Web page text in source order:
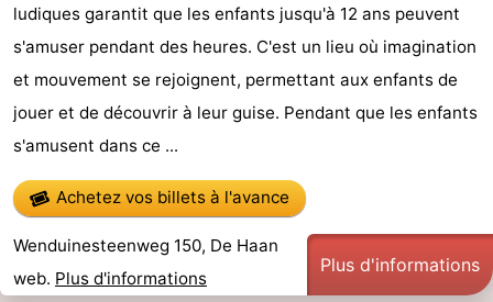
littoral
Flandre-
Occidentale
Bruges
-
Ypres
La
ludiques garantit que les enfants jusqu'à 12 ans peuvent
s'amuser pendant des heures. C'est un lieu où imagination
et mouvement se rejoignent, permettant aux enfants de
jouer et de découvrir à leur guise. Pendant que les enfants
s'amusent dans ce ...
Achetez vos billets à l'avance
Wenduinesteenweg 150, De Haan
web. Plus d'informations
Plus d'informations